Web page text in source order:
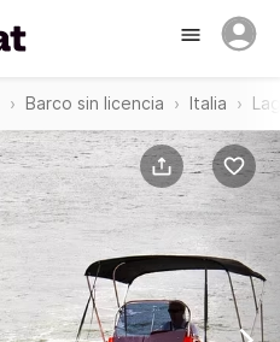
Barco sin licencia Italia